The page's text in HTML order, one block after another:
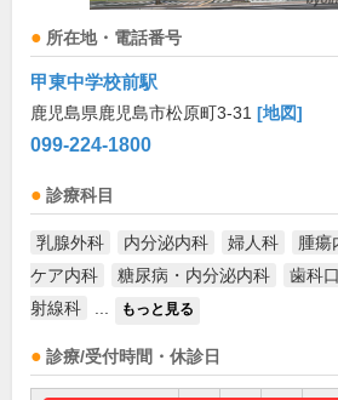
所在地・電話番号
甲東中学校前駅
鹿児島県鹿児島市松原町3-31 [地図]
099-224-1800
診療科目
乳腺外科 内分泌内科 婦人科 腫瘍
ケア内科
糖尿病・内分泌内科 歯科
射線科
もっと見る
診療/受付時間・休診日